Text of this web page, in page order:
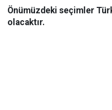
Önümüzdeki seçimler
olacaktır.